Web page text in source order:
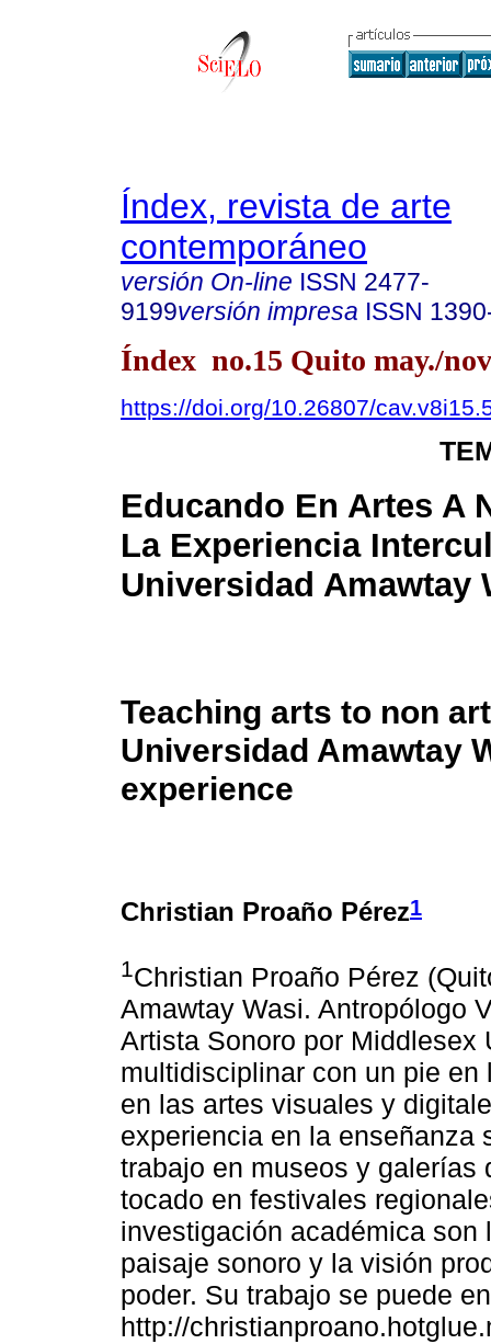
Índex, revista de arte
contemporáneo
versión On-line ISSN 2477-
9199versión impresa ISSN
Índex no.15 Quito may./
https://doi.org/10.26807/
Educando En Artes A
La Experiencia
Universidad Amawtay
Teaching arts to non
Universidad Amawtay
experience
Christian Proaño Pérez1
1Christian Proaño Pérez
Amawtay Wasi. Antropólogo
Artista Sonoro por Middlesex
multidisciplinar con un pie
en las artes visuales y
experiencia en la enseñanza
trabajo en museos y galerías
tocado en festivales
investigación académica son
paisaje sonoro y la visión
poder. Su trabajo se puede
http://